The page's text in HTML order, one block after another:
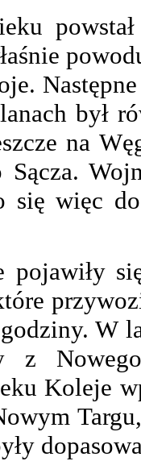
był
na
Sącza.
się więc
pojawiły
W
z
Koleje